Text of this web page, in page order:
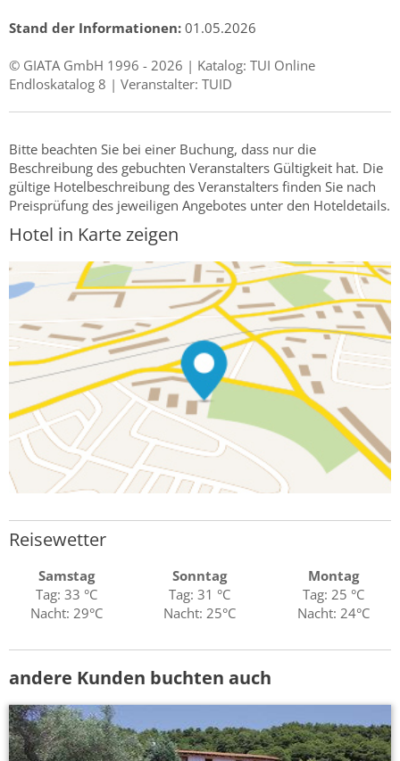
Stand der Informationen: 01.05.2026
© GIATA GmbH 1996 - 2026 | Katalog: TUI Online
Endloskatalog 8 | Veranstalter: TUID
Bitte beachten Sie bei einer Buchung, dass nur die
Beschreibung des gebuchten Veranstalters Gültigkeit hat. Die
gültige Hotelbeschreibung des Veranstalters finden Sie nach
Preisprüfung des jeweiligen Angebotes unter den Hoteldetails.
Hotel in Karte zeigen
Reisewetter
Samstag
Tag: 33 °C
Nacht: 29°C
Sonntag
Tag: 31 °C
Nacht: 25°C
Montag
Tag: 25 °C
Nacht: 24°C
andere Kunden buchten auch